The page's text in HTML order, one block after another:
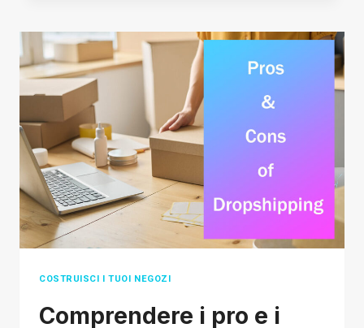
2026:
A
GUIDE
COSTRUISCI I TUOI NEGOZI
Comprendere i pro e i